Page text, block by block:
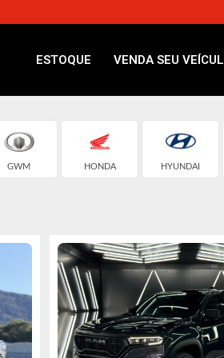
ESTOQUE VENDA SEU
GWM HONDA HYUNDAI